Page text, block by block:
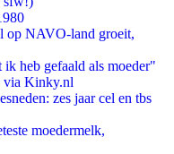
op NAVO-land groeit,
heb gefaald als moeder"
via Kinky.nl
zes jaar cel en tbs
moedermelk,